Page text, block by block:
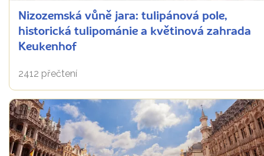
Nizozemská vůně jara: tulipánová pole,
historická tulipománie a květinová zahrada
Keukenhof
2412 přečtení